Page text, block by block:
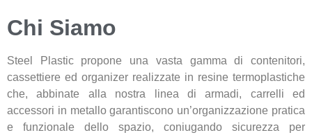
Chi Siamo
Steel Plastic propone una vasta gamma di contenitori,
cassettiere ed organizer realizzate in resine termoplastiche
che, abbinate alla nostra linea di armadi, carrelli ed
accessori in metallo garantiscono un’organizzazione pratica
e funzionale dello spazio, coniugando sicurezza per